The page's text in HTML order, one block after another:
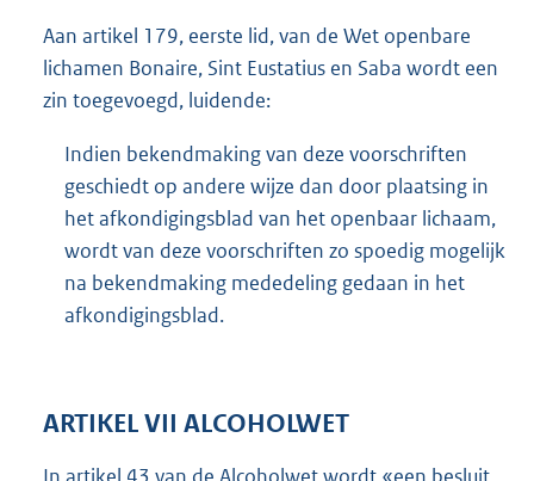
Aan artikel 179, eerste lid, van de Wet openbare
lichamen Bonaire, Sint Eustatius en Saba wordt een
zin toegevoegd, luidende:
Indien bekendmaking van deze voorschriften
geschiedt op andere wijze dan door plaatsing in
het afkondigingsblad van het openbaar lichaam,
wordt van deze voorschriften zo spoedig mogelijk
na bekendmaking mededeling gedaan in het
afkondigingsblad.
ARTIKEL VII ALCOHOLWET